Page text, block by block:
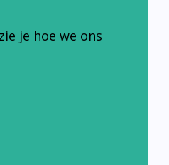
je hoe we ons